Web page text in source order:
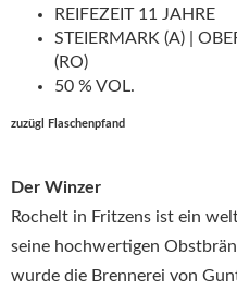
REIFEZEIT 11 JAHRE
STEIERMARK (A) |
(RO)
50 % VOL.
zuzügl Flaschenpfand
Der Winzer
Rochelt in Fritzens ist ein
seine hochwertigen
wurde die Brennerei von